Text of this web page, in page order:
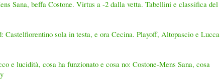
Sana, beffa Costone. Virtus a -2 dalla vetta. Tabellini e classifica del
Castelfiorentino sola in testa, e ora Cecina. Playoff, Altopascio e Lucca
e lucidità, cosa ha funzionato e cosa no: Costone-Mens Sana, cosa